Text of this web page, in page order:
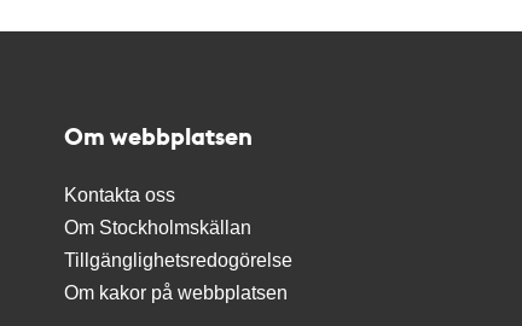
Om webbplatsen
Kontakta oss
Om Stockholmskällan
Tillgänglighetsredogörelse
Om kakor på webbplatsen